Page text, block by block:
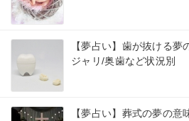
【夢占い】歯が抜ける
ジャリ/奥歯など状況別
【夢占い】葬式の夢の